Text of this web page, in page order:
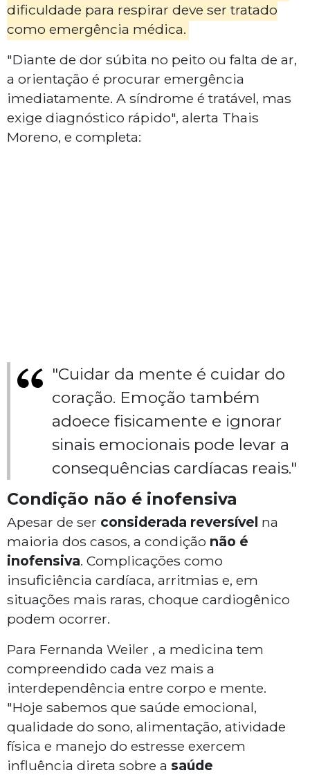
dificuldade para respirar deve ser tratado
como emergência médica.
"Diante de dor súbita no peito ou falta de ar,
a orientação é procurar emergência
imediatamente. A síndrome é tratável, mas
exige diagnóstico rápido", alerta Thais
Moreno, e completa:
"Cuidar da mente é cuidar do
coração. Emoção também
adoece fisicamente e ignorar
sinais emocionais pode levar a
consequências cardíacas reais."
Condição não é inofensiva
Apesar de ser considerada reversível na
maioria dos casos, a condição não é
inofensiva. Complicações como
insuficiência cardíaca, arritmias e, em
situações mais raras, choque cardiogênico
podem ocorrer.
Para Fernanda Weiler , a medicina tem
compreendido cada vez mais a
interdependência entre corpo e mente.
"Hoje sabemos que saúde emocional,
qualidade do sono, alimentação, atividade
física e manejo do estresse exercem
influência direta sobre a saúde